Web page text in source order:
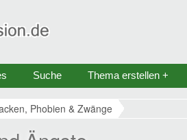
Suche Thema erstellen +
Phobien & Zwänge